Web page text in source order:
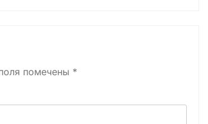
помечены *